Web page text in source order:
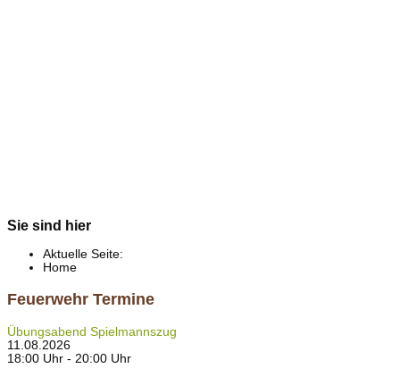
Sie sind hier
Aktuelle Seite:
Home
Feuerwehr Termine
Übungsabend Spielmannszug
11.08.2026
18:00 Uhr - 20:00 Uhr